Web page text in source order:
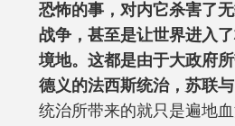
恐怖的事，对内它杀害了
战争，甚至是让世界进入
境地。这都是由于大政府
德义的法西斯统治，苏联
统治所带来的就只是遍地